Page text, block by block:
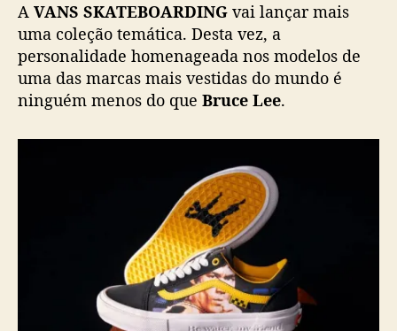
ã
o
i
s
p
d
a
B
r
c
A VANS SKATEBOARDING vai lançar mais
uma coleção temática. Desta vez, a
personalidade homenageada nos modelos de
uma das marcas mais vestidas do mundo é
ninguém menos do que Bruce Lee.